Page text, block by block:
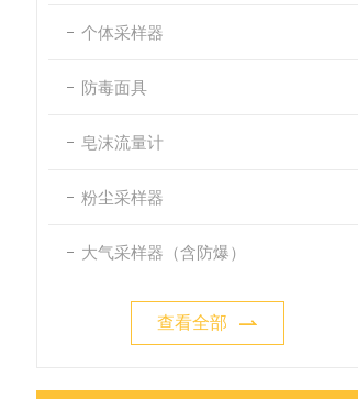
个体采样器
防毒面具
皂沫流量计
粉尘采样器
大气采样器（含防爆）
查看全部